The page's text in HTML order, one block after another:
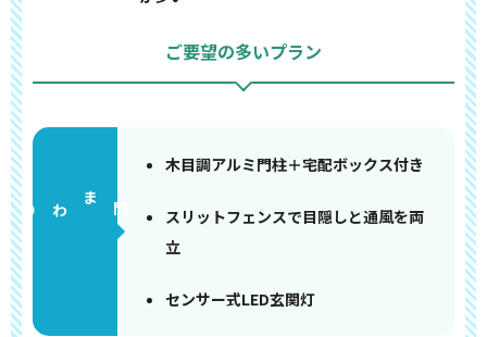
ご要望の多いプラン
門まわり
木目調アルミ門柱＋宅配ボックス付き
スリットフェンスで目隠しと通風を両
立
センサー式LED玄関灯